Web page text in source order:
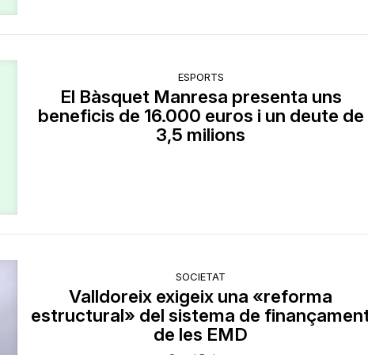
ESPORTS
El Bàsquet Manresa presenta uns
beneficis de 16.000 euros i un deute de
3,5 milions
SOCIETAT
Valldoreix exigeix una «reforma
estructural» del sistema de
de les EMD